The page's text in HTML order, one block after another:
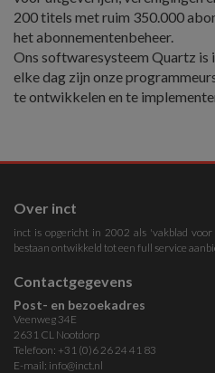
200 titels met ruim 350.000
het abonnementenbeheer.
Ons softwaresysteem Quartz is
elke dag zijn onze
te ontwikkelen en te
Over inct
inct is opgericht in 2002 als 'vakblad
bestaan ontwikkeld tot een full service
Contactgegevens
Post- en bezoekadres
Veenweg 34E
2631 CL Nootdorp
Telefoon: +31 (0)6 26 24 41 83
E-mail: info@inct.nl